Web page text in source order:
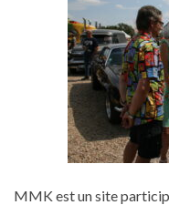
MMK est un site